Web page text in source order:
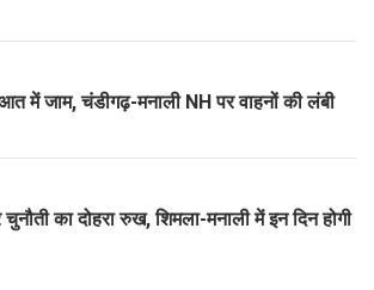
में जाम, चंडीगढ़-मनाली NH पर वाहनों की लंबी
का दोहरा रुख, शिमला-मनाली में इन दिन होगी